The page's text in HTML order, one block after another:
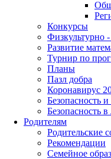
Конкурсы
Физкультурно
Развитие
Турнир по
Планы
Пазл добра
Коронавирус
Безопасность
Безопасность в
Родителям
Родительские
Рекомендации
Семейное